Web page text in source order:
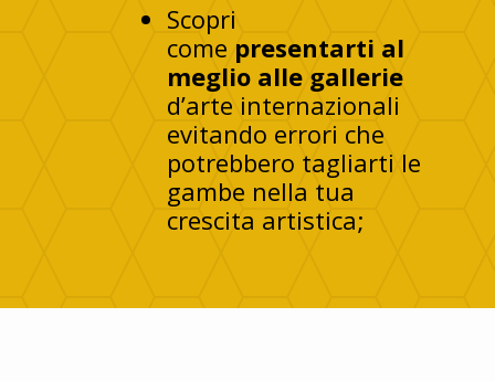
Scopri
come presentarti al
meglio alle gallerie
d’arte internazionali
evitando errori che
potrebbero tagliarti le
gambe nella tua
crescita artistica;